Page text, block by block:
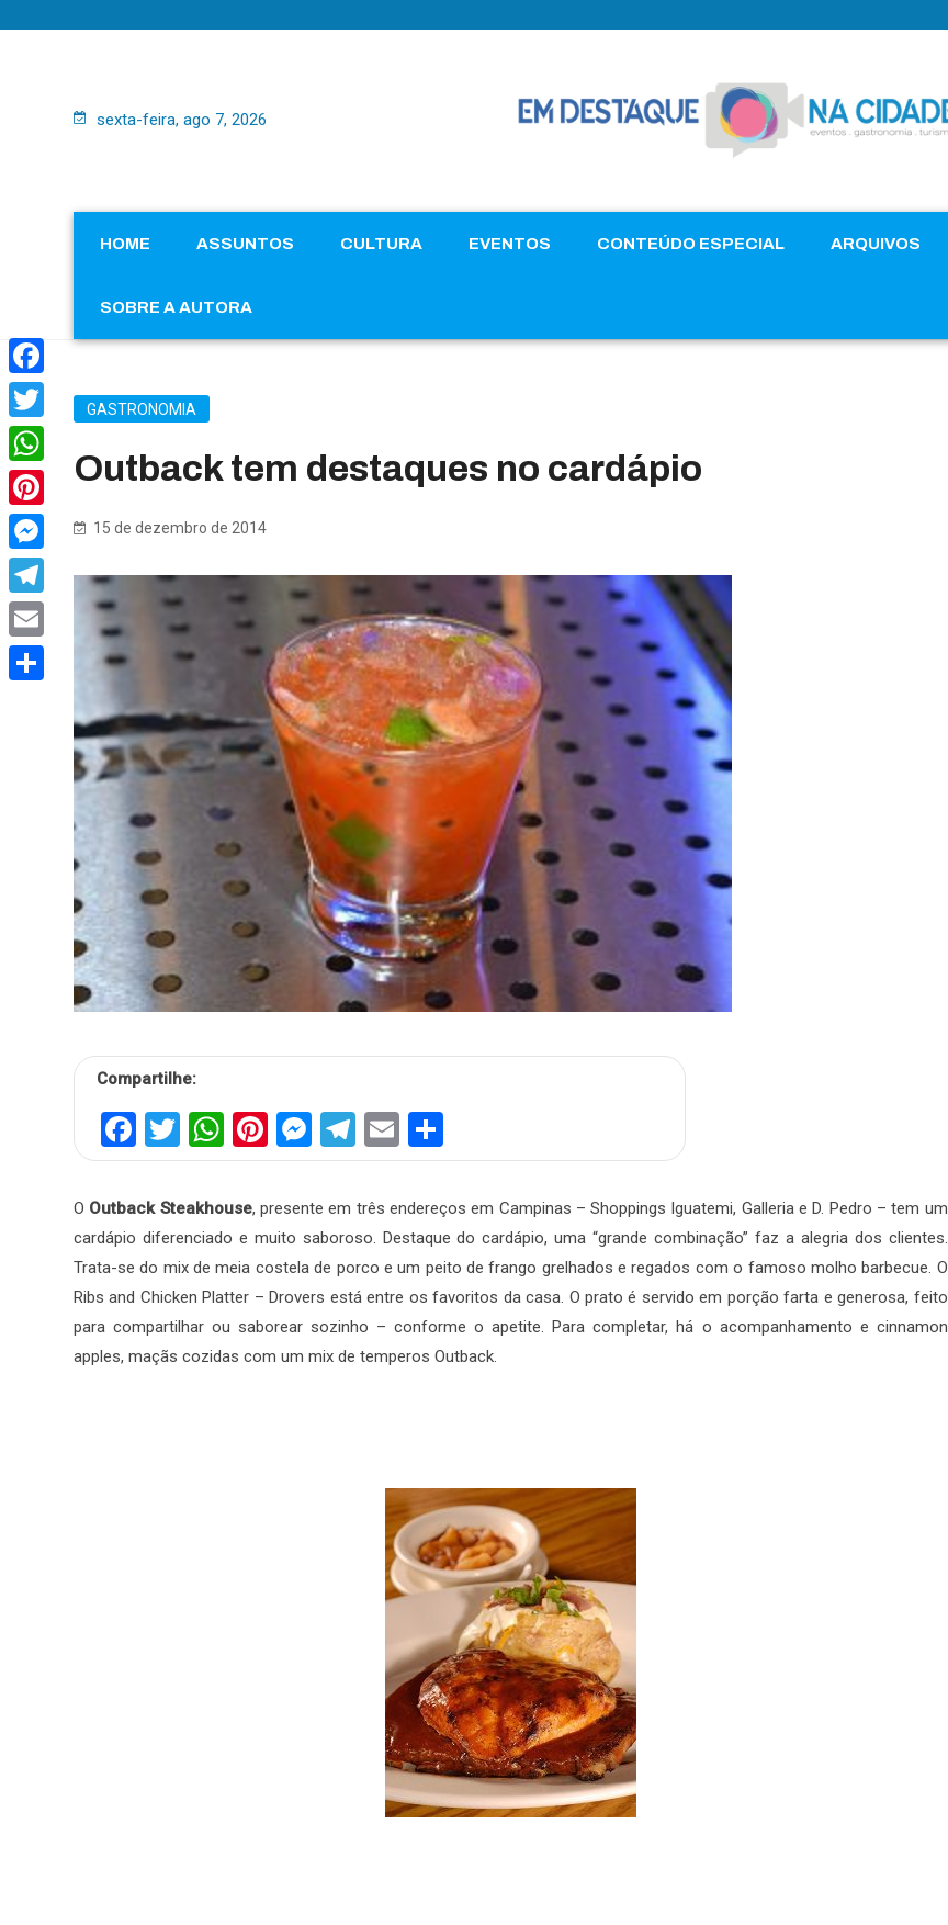
sexta-feira, ago 7, 2026
HOME ASSUNTOS CULTURA EVENTOS CONTEÚDO ESPECIAL ARQUIVOS
SOBRE A AUTORA
GASTRONOMIA
Outback tem destaques no cardápio
15 de dezembro de 2014
Compartilhe:
Facebook
Twitter
WhatsApp
Pinterest
Messenger
Telegram
Email
O Outback Steakhouse, presente em três endereços em Campinas – Shoppings Iguatemi, Galleria e D. Pedro – tem um
cardápio diferenciado e muito saboroso. Destaque do cardápio, uma “grande combinação” faz a alegria dos clientes.
Trata-se do mix de meia costela de porco e um peito de frango grelhados e regados com o famoso molho barbecue. O
Ribs and Chicken Platter – Drovers está entre os favoritos da casa. O prato é servido em porção farta e generosa, feito
para compartilhar ou saborear sozinho – conforme o apetite. Para completar, há o acompanhamento e cinnamon
apples, maçãs cozidas com um mix de temperos Outback.
Facebook
Twitter
WhatsApp
Pinterest
Messenger
Telegram
Email